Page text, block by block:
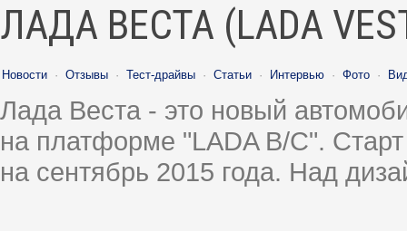
ЛАДА ВЕСТА (LADA
Новости · Отзывы · Тест-драйвы · Статьи · Интервью · Фото ·
Лада Веста - это новый
на платформе "LADA B/C".
на сентябрь 2015 года. Над